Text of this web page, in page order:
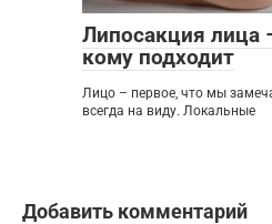
Липосакция лица
кому подходит
Лицо – первое, что мы
всегда на виду. Локальные
Добавить комментарий